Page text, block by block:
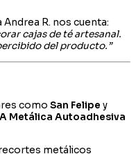
R. nos cuenta:
cajas de té artesanal.
del producto.”
como San Felipe y
Metálica Autoadhesiva
metálicos